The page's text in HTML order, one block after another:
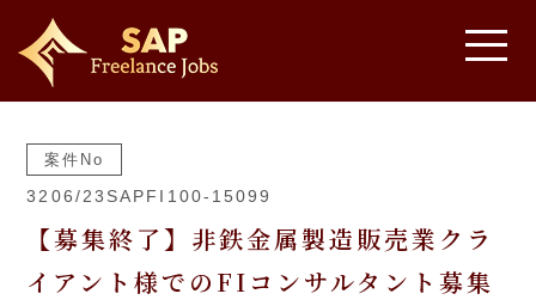
案件No
3206/23SAPFI100-15099
【募集終了】非鉄金属製造販売業クラ
イアント様でのFIコンサルタント募集